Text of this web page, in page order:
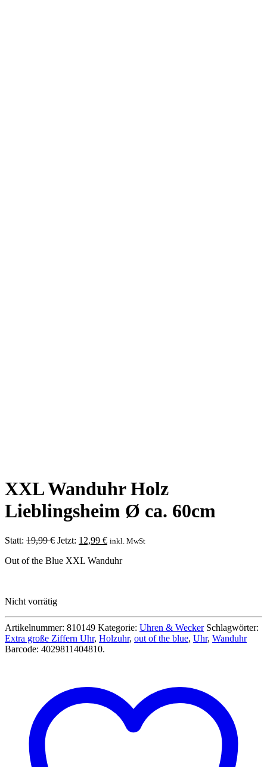
XXL Wanduhr Holz
Lieblingsheim Ø ca. 60cm
Statt: 19,99€ Ursprünglicher
war:
Jetzt: 12,99 €Aktueller
ist:
inkl. MwSt
Out of the Blue XXL Wanduhr
Nicht vorrätig
Artikelnummer: 810149 Kategorie: Uhren & Wecker Schlagwörter:
Extra große Ziffern Uhr, Holzuhr, out of the blue, Uhr, Wanduhr
Barcode: 4029811404810.